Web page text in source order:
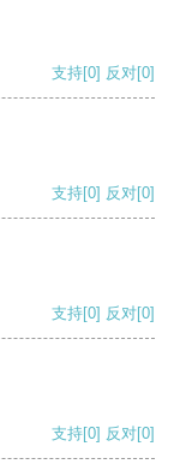
支持[0] 反对[0]
支持[0] 反对[0]
支持[0] 反对[0]
支持[0] 反对[0]